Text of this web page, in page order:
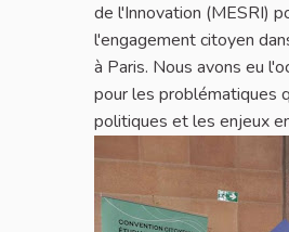
de l'Innovation (MESRI)
l'engagement citoyen
à Paris. Nous avons eu
pour les problématiques
politiques et les enjeux